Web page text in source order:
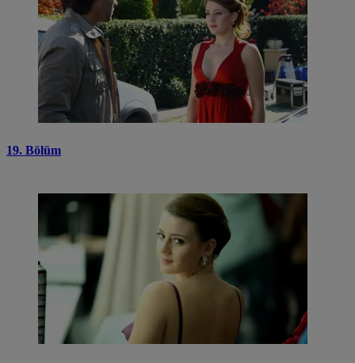
19. Bölüm